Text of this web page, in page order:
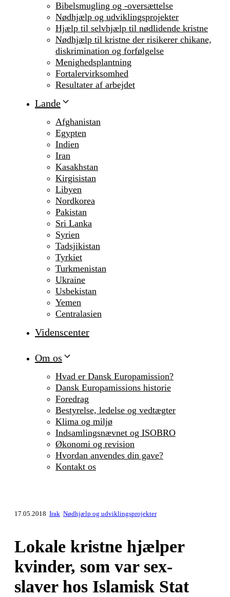
Bibelsmugling og -oversættelse
Nødhjælp og udviklingsprojekter
Hjælp til selvhjælp til nødlidende kristne
Nødhjælp til kristne der risikerer chikane,
diskrimination og forfølgelse
Menighedsplantning
Fortalervirksomhed
Resultater af arbejdet
Lande
Afghanistan
Egypten
Indien
Iran
Kasakhstan
Kirgisistan
Libyen
Nordkorea
Pakistan
Sri Lanka
Syrien
Tadsjikistan
Tyrkiet
Turkmenistan
Ukraine
Usbekistan
Yemen
Centralasien
Videnscenter
Om os
Hvad er Dansk Europamission?
Dansk Europamissions historie
Foredrag
Bestyrelse, ledelse og vedtægter
Klima og miljø
Indsamlingsnævnet og ISOBRO
Økonomi og revision
Hvordan anvendes din gave?
Kontakt os
17.05.2018 Irak Nødhjælp og udviklingsprojekter
Lokale kristne hjælper
kvinder, som var sex-
slaver hos Islamisk Stat